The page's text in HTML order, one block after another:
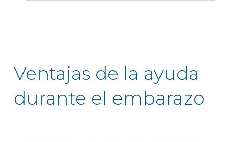
Ventajas de la ayuda
durante el embarazo